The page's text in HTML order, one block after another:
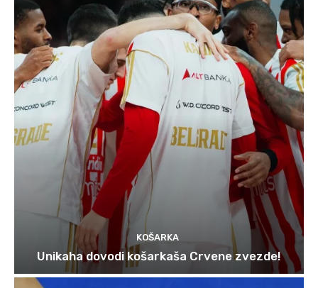
KOŠARKA
Unikaha dovodi košarkaša Crvene zvezde!